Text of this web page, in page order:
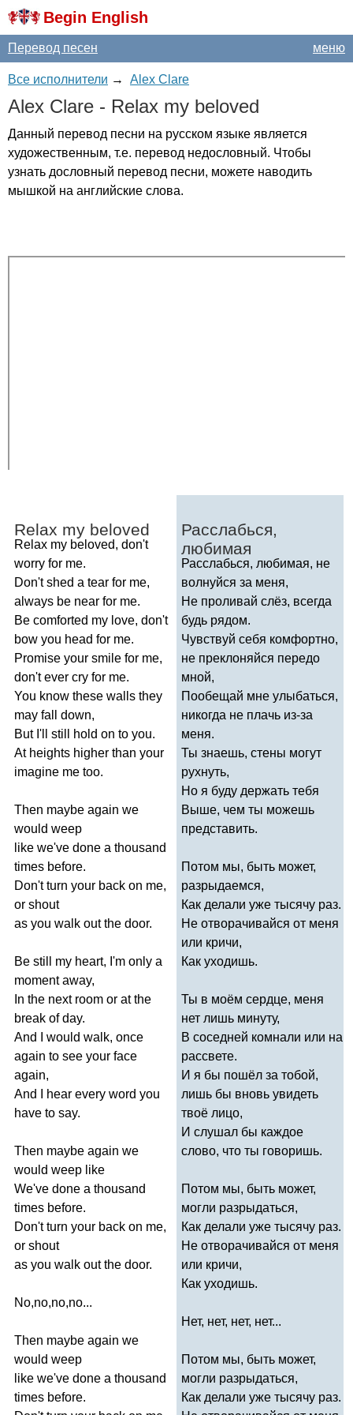
Begin English
меню
Перевод песен
Все исполнители → Alex Clare
Alex Clare - Relax my beloved
Данный перевод песни на русском языке является
художественным, т.е. перевод недословный. Чтобы
узнать дословный перевод песни, можете наводить
мышкой на английские слова.
Relax my beloved
Relax my beloved, don't
worry for me.
Don't shed a tear for me,
always be near for me.
Be comforted my love, don't
bow you head for me.
Promise your smile for me,
don't ever cry for me.
You know these walls they
may fall down,
But I'll still hold on to you.
At heights higher than your
imagine me too.
Then maybe again we
would weep
like we've done a thousand
times before.
Don't turn your back on me,
or shout
as you walk out the door.
Be still my heart, I'm only a
moment away,
In the next room or at the
break of day.
And
would walk, once
again to see your face
again,
And
hear every word you
have to say.
Then maybe again we
would weep like
We've done a thousand
times before.
Don't turn your back on me,
or shout
as you walk out the door.
No,no,no,no...
Then maybe again we
would weep
like we've done a thousand
times before.
Расслабься,
любимая
Расслабься, любимая, не
волнуйся за меня,
Не проливай слёз, всегда
будь рядом.
Чувствуй себя комфортно,
не преклоняйся передо
мной,
Пообещай мне улыбаться,
никогда не плачь из-за
меня.
Ты знаешь, стены могут
рухнуть,
Но я буду держать тебя
Выше, чем ты можешь
представить.
Потом мы, быть может,
разрыдаемся,
Как делали уже тысячу раз.
Не отворачивайся от меня
или кричи,
Как уходишь.
Ты в моём сердце, меня
нет лишь минуту,
В соседней комнали или на
рассвете.
И я бы пошёл за тобой,
лишь бы вновь увидеть
твоё лицо,
И слушал бы каждое
слово, что ты говоришь.
Потом мы, быть может,
могли разрыдаться,
Как делали уже тысячу раз.
Не отворачивайся от меня
или кричи,
Как уходишь.
Нет, нет, нет, нет...
Потом мы, быть может,
могли разрыдаться,
Как делали уже тысячу раз.